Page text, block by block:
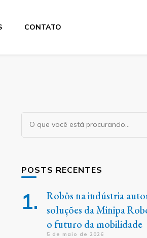
CONTATO
Procurando
algo?
POSTS RECENTES
Robôs na indústria
soluções da Minipa
o futuro da mobilidade
5 de maio de 2026